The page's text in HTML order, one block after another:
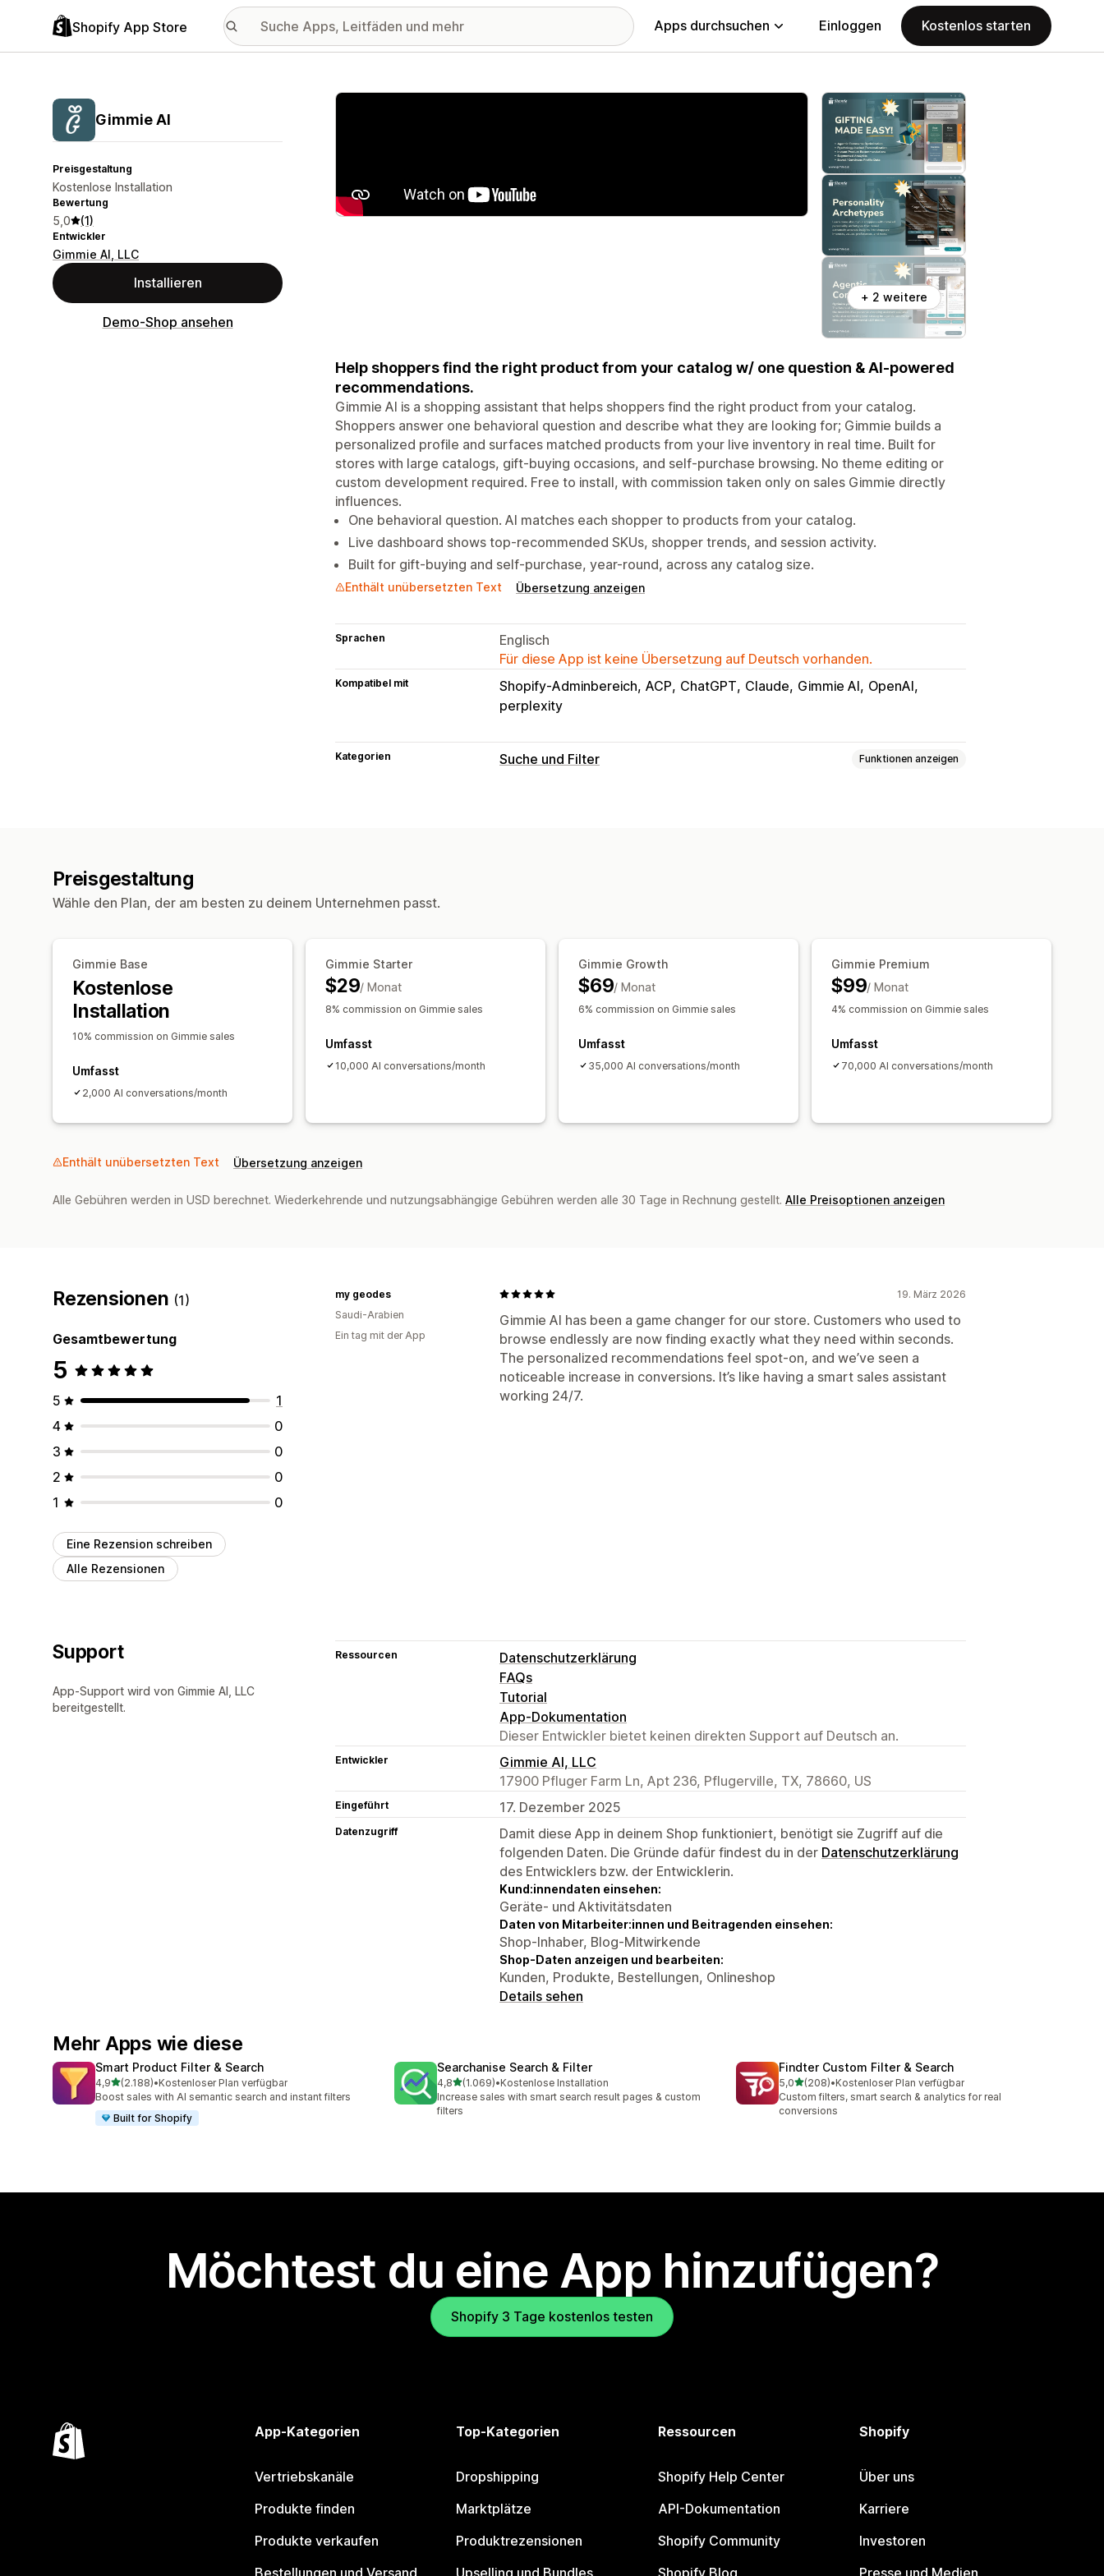
Shopify App Store Apps durchsuchen Einloggen Kostenlos starten
Gimmie AI
Preisgestaltung
Kostenlose Installation
Bewertung
5,0 (1)
Entwickler
Gimmie AI, LLC
Installieren
Demo-Shop ansehen
Vorgestellte Bildergalerie
+ 2 weitere
Help shoppers find the right product from your catalog w/ one question & AI-powered
recommendations.
Gimmie AI is a shopping assistant that helps shoppers find the right product from your catalog.
Shoppers answer one behavioral question and describe what they are looking for; Gimmie builds a
personalized profile and surfaces matched products from your live inventory in real time. Built for
stores with large catalogs, gift-buying occasions, and self-purchase browsing. No theme editing or
custom development required. Free to install, with commission taken only on sales Gimmie directly
influences.
One behavioral question. AI matches each shopper to products from your catalog.
Live dashboard shows top-recommended SKUs, shopper trends, and session activity.
Built for gift-buying and self-purchase, year-round, across any catalog size.
Enthält unübersetzten Text Übersetzung anzeigen
Sprachen
Englisch
Für diese App ist keine Übersetzung auf Deutsch vorhanden.
Kompatibel mit Shopify-Adminbereich ACP ChatGPT Claude Gimmie AI OpenAI
perplexity
Kategorien Suche und Filter Funktionen anzeigen
Benutzerdefiniertes Styling
Benutzerdefinierte Filter
Conversion-Tracking
Benutzerdefinierte Dashboards
Preisgestaltung
Wähle den Plan, der am besten zu deinem Unternehmen passt.
Gimmie Base
Kostenlose
Installation
10% commission on Gimmie sales
Umfasst
2,000 AI conversations/month
Gimmie Starter
$29/ Monat
8% commission on Gimmie sales
Umfasst
10,000 AI conversations/month
Gimmie Growth
$69/ Monat
6% commission on Gimmie sales
Umfasst
35,000 AI conversations/month
Gimmie Premium
$99/ Monat
4% commission on Gimmie sales
Umfasst
70,000 AI conversations/month
Enthält unübersetzten Text Übersetzung anzeigen
Alle Gebühren werden in USD berechnet. Wiederkehrende und nutzungsabhängige Gebühren werden alle 30 Tage in Rechnung gestellt. Alle Preisoptionen anzeigen
Rezensionen (1)
Gesamtbewertung
5
5
1
4
0
3
0
2
0
1
0
Eine Rezension schreiben
Alle Rezensionen
19. März 2026
Gimmie AI has been a game changer for our store. Customers who used to
browse endlessly are now finding exactly what they need within seconds.
The personalized recommendations feel spot-on, and we’ve seen a
noticeable increase in conversions. It’s like having a smart sales assistant
working 24/7.
my geodes
Saudi-Arabien
Ein tag mit der App
Support
App-Support wird von Gimmie AI, LLC
bereitgestellt.
Ressourcen
Datenschutzerklärung
FAQs
Tutorial
App-Dokumentation
Dieser Entwickler bietet keinen direkten Support auf Deutsch an.
Entwickler
Gimmie AI, LLC
17900 Pfluger Farm Ln, Apt 236, Pflugerville, TX, 78660, US
Eingeführt 17. Dezember 2025
Datenzugriff
Damit diese App in deinem Shop funktioniert, benötigt sie Zugriff auf die
folgenden Daten. Die Gründe dafür findest du in der Datenschutzerklärung
des Entwicklers bzw. der Entwicklerin.
Kund:innendaten einsehen:
Geräte- und Aktivitätsdaten
Daten von Mitarbeiter:innen und Beitragenden einsehen:
Shop-Inhaber, Blog-Mitwirkende
Shop-Daten anzeigen und bearbeiten:
Kunden, Produkte, Bestellungen, Onlineshop
Details sehen
Mehr Apps wie diese
Smart Product Filter & Search
4,9von 5 Sternen
(2.188)
2188 Rezensionen insgesamt
•Kostenloser Plan verfügbar
Boost sales with AI semantic search and instant filters
Built for Shopify
Searchanise Search & Filter
4,8von 5 Sternen
(1.069)
1069 Rezensionen insgesamt
•Kostenlose Installation
Increase sales with smart search result pages & custom
filters
Findter Custom Filter & Search
5,0von 5 Sternen
(208)
208 Rezensionen insgesamt
•Kostenloser Plan verfügbar
Custom filters, smart search & analytics for real
conversions
Möchtest du eine App hinzufügen?
Shopify 3 Tage kostenlos testen
App-Kategorien
Vertriebskanäle
Produkte finden
Produkte verkaufen
Bestellungen und Versand
Top-Kategorien
Dropshipping
Marktplätze
Produktrezensionen
Upselling und Bundles
Ressourcen
Shopify Help Center
API-Dokumentation
Shopify Community
Shopify Blog
Shopify
Über uns
Karriere
Investoren
Presse und Medien